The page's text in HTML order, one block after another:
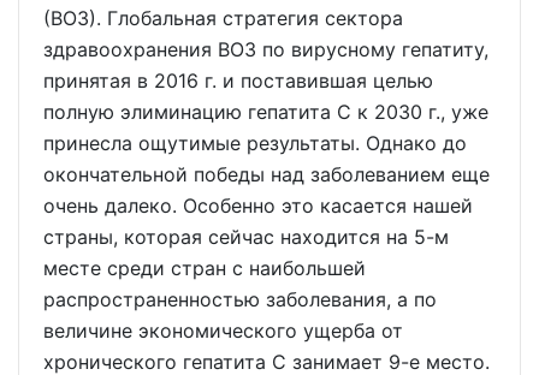
(ВОЗ). Глобальная стратегия сектора
здравоохранения ВОЗ по вирусному гепатиту,
принятая в 2016 г. и поставившая целью
полную элиминацию гепатита С к 2030 г., уже
принесла ощутимые результаты. Однако до
окончательной победы над заболеванием еще
очень далеко. Особенно это касается нашей
страны, которая сейчас находится на 5-м
месте среди стран с наибольшей
распространенностью заболевания, а по
величине экономического ущерба от
хронического гепатита С занимает 9-е место.